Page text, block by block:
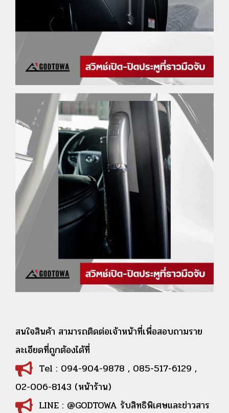
สนใจสินค้า สามารถติดต่อเจ้าหน้าที่เพื่อสอบถามราย
ละเอียดที่ถูกต้องได้ที่
Tel : 094-904-9878 , 085-517-6129 ,
02-006-8143 (หน้าร้าน)
LINE : @GODTOWA รับสิทธิพิเศษและข่าวสาร